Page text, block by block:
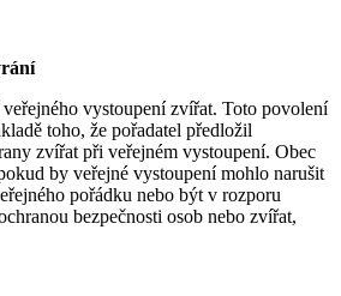
vystoupení zvířat. Toto povolení
toho, že pořadatel předložil
zvířat při veřejném vystoupení. Obec
by veřejné vystoupení mohlo narušit
pořádku nebo být v rozporu
bezpečnosti osob nebo zvířat,